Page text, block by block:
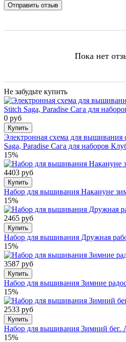
Пока нет
Не забудьте купить
0 руб
Купить
Электронная схема для вышивания
Saga, Paradise Сага для наборов
15%
4403 руб
Купить
Набор для вышивания Накануне
15%
2465 руб
Купить
Набор для вышивания Дружная
15%
3587 руб
Купить
Набор для вышивания Зимние
15%
2533 руб
Купить
Набор для вышивания Зимний бег.
15%